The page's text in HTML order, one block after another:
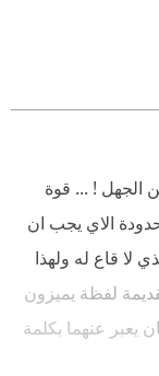
الجهل ! ... قوة
الاي يجب ان
لا قاع له ولهذا
لفظة يميزون
يعبر عنهما بكلمة